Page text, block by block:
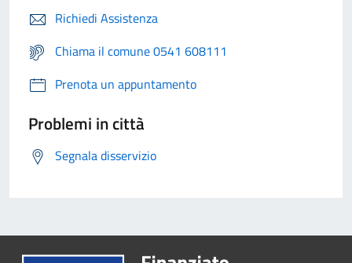
Richiedi Assistenza
Chiama il comune 0541 608111
Prenota un appuntamento
Problemi in città
Segnala disservizio